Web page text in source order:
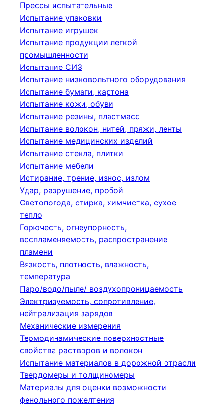
Прессы испытательные
Испытание упаковки
Испытание игрушек
Испытание продукции легкой
промышленности
Испытание СИЗ
Испытание низковольтного оборудования
Испытание бумаги, картона
Испытание кожи, обуви
Испытание резины, пластмасс
Испытание волокон, нитей, пряжи, ленты
Испытание медицинских изделий
Испытание стекла, плитки
Испытание мебели
Истирание, трение, износ, излом
Удар, разрушение, пробой
Светопогода, стирка, химчистка, сухое
тепло
Горючесть, огнеупорность,
воспламеняемость, распространение
пламени
Вязкость, плотность, влажность,
температура
Паро/водо/пыле/ воздухопроницаемость
Электризуемость, сопротивление,
нейтрализация зарядов
Механические измерения
Термодинамические поверхностные
свойства растворов и волокон
Испытание материалов в дорожной отрасли
Твердомеры и толщиномеры
Материалы для оценки возможности
фенольного пожелтения